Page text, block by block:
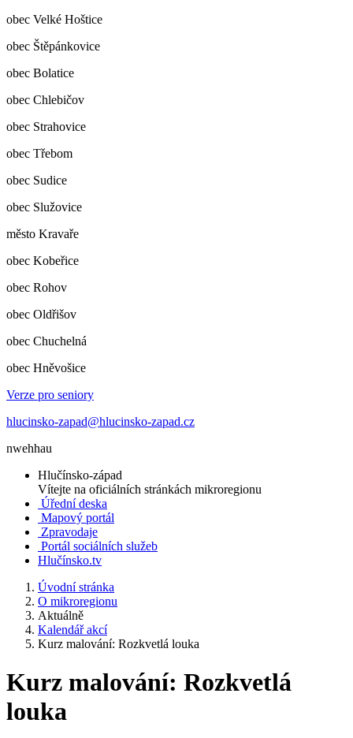
obec Velké Hoštice
obec Štěpánkovice
obec Bolatice
obec Chlebičov
obec Strahovice
obec Třebom
obec Sudice
obec Služovice
město Kravaře
obec Kobeřice
obec Rohov
obec Oldřišov
obec Chuchelná
obec Hněvošice
Verze pro seniory
hlucinsko-zapad@hlucinsko-zapad.cz
nwehhau
Hlučínsko-západ
Vítejte na oficiálních stránkách mikroregionu
Úřední deska
Mapový portál
Zpravodaje
Portál sociálních služeb
Hlučínsko.tv
Úvodní stránka
O mikroregionu
Aktuálně
Kalendář akcí
Kurz malování: Rozkvetlá louka
Kurz malování: Rozkvetlá
louka